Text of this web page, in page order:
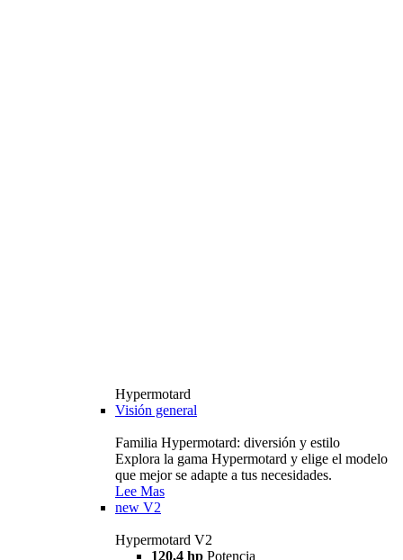
Hypermotard
Visión general
Familia Hypermotard: diversión y estilo
Explora la gama Hypermotard y elige el modelo
que mejor se adapte a tus necesidades.
Lee Mas
new V2
Hypermotard V2
120,4 hp Potencia